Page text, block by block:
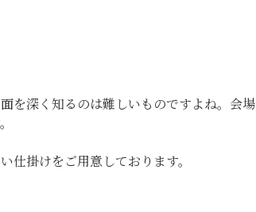
を深く知るのは難しいものですよね。会
仕掛けをご用意しております。